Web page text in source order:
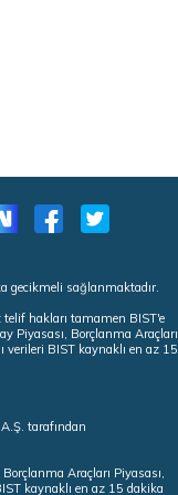
gecikmeli sağlanmaktadır.
hakları tamamen BIST'e
Piyasası, Borçlanma Araçları
verileri BIST kaynaklı en az 15
tarafından
Araçları Piyasası,
kaynaklı en az 15 dakika